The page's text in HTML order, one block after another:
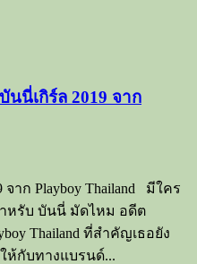
นี่เกิร์ล 2019 จาก
าก Playboy Thailand มีใคร
หรับ บันนี่ มัดไหม อดีต
Thailand ที่สำคัญเธอยัง
ห้กับทางแบรนด์...